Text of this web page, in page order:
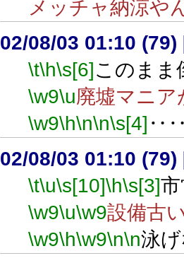
メッチャ納涼や
02/08/03 01:10 (79)
\t\h\s[6]このま
\w9\u廃墟マニア
\w9\h\n\n\s[4]
02/08/03 01:10 (79)
\t\u\s[10]\h\s[3]
\w9\u\w9設備古
\w9\h\w9\n\n泳